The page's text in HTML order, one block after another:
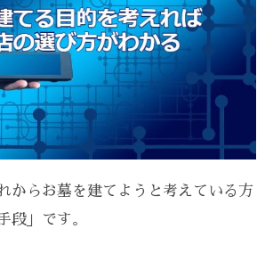
からお墓を建てようと考えている方
段」です。